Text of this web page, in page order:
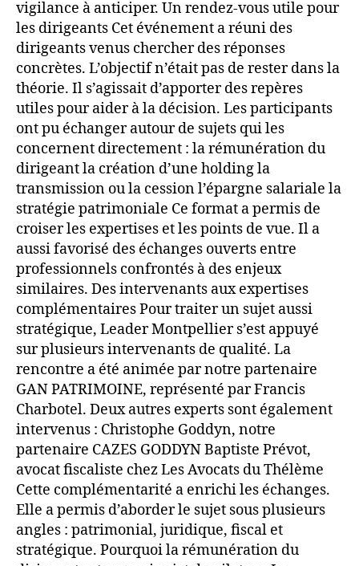
vigilance à anticiper. Un rendez-vous utile pour
les dirigeants Cet événement a réuni des
dirigeants venus chercher des réponses
concrètes. L’objectif n’était pas de rester dans la
théorie. Il s’agissait d’apporter des repères
utiles pour aider à la décision. Les participants
ont pu échanger autour de sujets qui les
concernent directement : la rémunération du
dirigeant la création d’une holding la
transmission ou la cession l’épargne salariale la
stratégie patrimoniale Ce format a permis de
croiser les expertises et les points de vue. Il a
aussi favorisé des échanges ouverts entre
professionnels confrontés à des enjeux
similaires. Des intervenants aux expertises
complémentaires Pour traiter un sujet aussi
stratégique, Leader Montpellier s’est appuyé
sur plusieurs intervenants de qualité. La
rencontre a été animée par notre partenaire
GAN PATRIMOINE, représenté par Francis
Charbotel. Deux autres experts sont également
intervenus : Christophe Goddyn, notre
partenaire CAZES GODDYN Baptiste Prévot,
avocat fiscaliste chez Les Avocats du Thélème
Cette complémentarité a enrichi les échanges.
Elle a permis d’aborder le sujet sous plusieurs
angles : patrimonial, juridique, fiscal et
stratégique. Pourquoi la rémunération du